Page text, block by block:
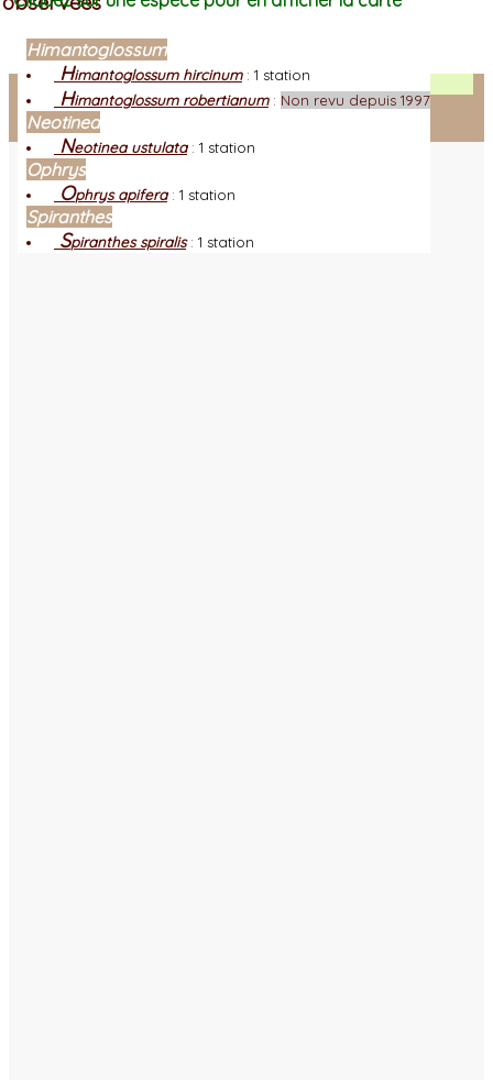
Facebook
Connexion adhérent
Himantoglossum
Himantoglossum hircinum: 1 station
Himantoglossum robertianum: Non revu depuis 1997
Neotinea
Neotinea ustulata: 1 station
Ophrys
Ophrys apifera: 1 station
Spiranthes
Spiranthes spiralis: 1 station